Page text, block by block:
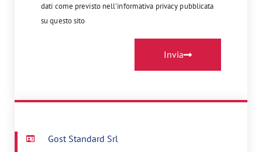
dati come previsto nell'informativa privacy pubblicata
su questo sito
Invia
Gost Standard Srl